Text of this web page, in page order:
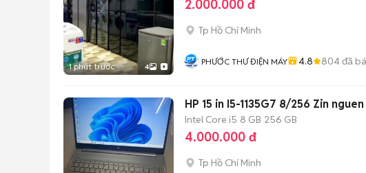
1 phút trước 4
2.000.000 đ
Tp Hồ Chí Minh
PHƯỚC THƯ ĐIỆN MÁY 4.8 804đã
HP 15 in I5-1135G7 8/256 Zin
Intel Core i5 8 GB 256 GB
4.000.000 đ
Tp Hồ Chí Minh